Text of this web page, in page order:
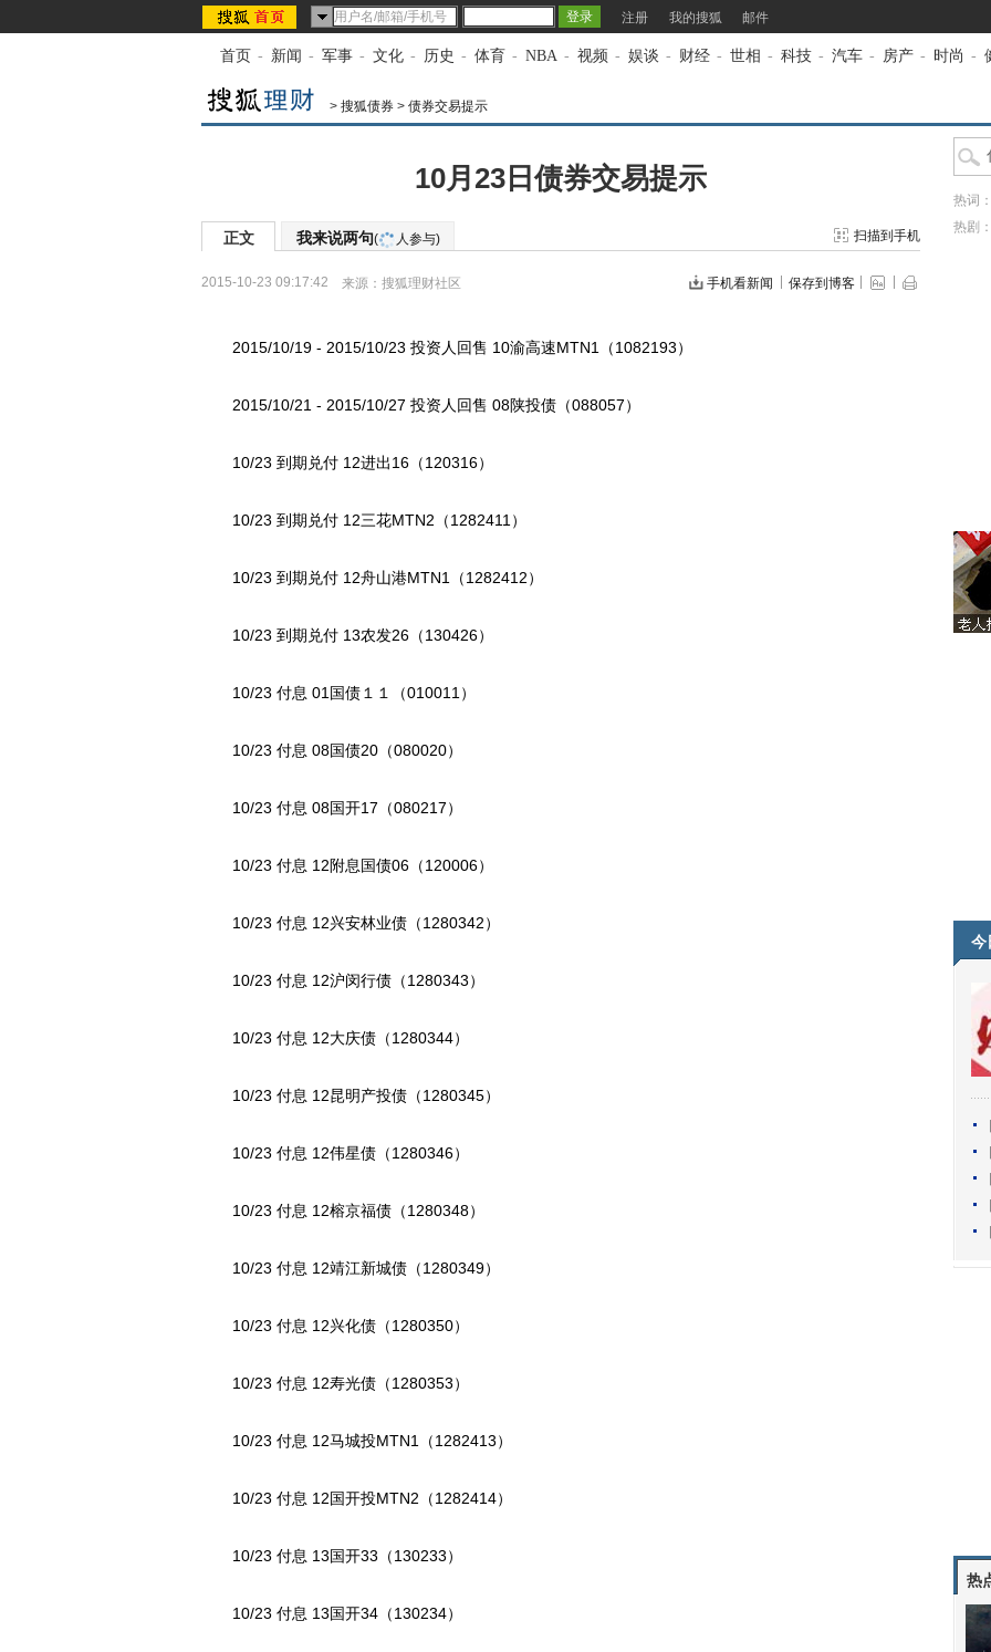
注册 我的搜狐 邮件
首页 - 新闻 - 军事 - 文化 - 历史 - 体育 - NBA - 视频 - 娱谈 - 财经 - 世相 - 科技 - 汽车 - 房产 - 时尚 -
> 搜狐债券 > 债券交易提示
10月23日债券交易提示
正文 我来说两句( 人参与) 扫描到手机
2015-10-23 09:17:42 来源： 搜狐理财社区 手机看新闻 保存到博客
2015/10/19 - 2015/10/23 投资人回售 10渝高速MTN1（1082193）
2015/10/21 - 2015/10/27 投资人回售 08陕投债（088057）
10/23 到期兑付 12进出16（120316）
10/23 到期兑付 12三花MTN2（1282411）
10/23 到期兑付 12舟山港MTN1（1282412）
10/23 到期兑付 13农发26（130426）
10/23 付息 01国债１１（010011）
10/23 付息 08国债20（080020）
10/23 付息 08国开17（080217）
10/23 付息 12附息国债06（120006）
10/23 付息 12兴安林业债（1280342）
10/23 付息 12沪闵行债（1280343）
10/23 付息 12大庆债（1280344）
10/23 付息 12昆明产投债（1280345）
10/23 付息 12伟星债（1280346）
10/23 付息 12榕京福债（1280348）
10/23 付息 12靖江新城债（1280349）
10/23 付息 12兴化债（1280350）
10/23 付息 12寿光债（1280353）
10/23 付息 12马城投MTN1（1282413）
10/23 付息 12国开投MTN2（1282414）
10/23 付息 13国开33（130233）
10/23 付息 13国开34（130234）
热词
热剧
今
热